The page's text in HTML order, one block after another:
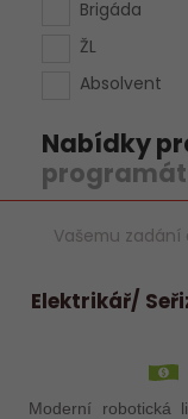
Brigáda
ŽL
Absolvent
Nabídky
Vašemu
Elektrikář/
Moderní robotická